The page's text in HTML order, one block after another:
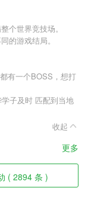
个世界竞技场。
的游戏结局。
有一个BOSS，想打
子及时 匹配到当地
收起
更多
( 2894 条 )